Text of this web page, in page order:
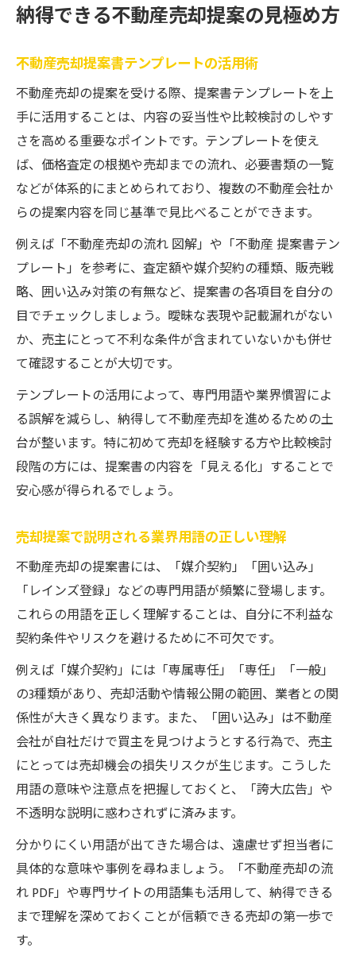
納得できる不動産売却提案の見極め方
不動産売却提案書テンプレートの活用術
不動産売却の提案を受ける際、提案書テンプレートを上
手に活用することは、内容の妥当性や比較検討のしやす
さを高める重要なポイントです。テンプレートを使え
ば、価格査定の根拠や売却までの流れ、必要書類の一覧
などが体系的にまとめられており、複数の不動産会社か
らの提案内容を同じ基準で見比べることができます。
例えば「不動産売却の流れ 図解」や「不動産 提案書テン
プレート」を参考に、査定額や媒介契約の種類、販売戦
略、囲い込み対策の有無など、提案書の各項目を自分の
目でチェックしましょう。曖昧な表現や記載漏れがない
か、売主にとって不利な条件が含まれていないかも併せ
て確認することが大切です。
テンプレートの活用によって、専門用語や業界慣習によ
る誤解を減らし、納得して不動産売却を進めるための土
台が整います。特に初めて売却を経験する方や比較検討
段階の方には、提案書の内容を「見える化」することで
安心感が得られるでしょう。
売却提案で説明される業界用語の正しい理解
不動産売却の提案書には、「媒介契約」「囲い込み」
「レインズ登録」などの専門用語が頻繁に登場します。
これらの用語を正しく理解することは、自分に不利益な
契約条件やリスクを避けるために不可欠です。
例えば「媒介契約」には「専属専任」「専任」「一般」
の3種類があり、売却活動や情報公開の範囲、業者との関
係性が大きく異なります。また、「囲い込み」は不動産
会社が自社だけで買主を見つけようとする行為で、売主
にとっては売却機会の損失リスクが生じます。こうした
用語の意味や注意点を把握しておくと、「誇大広告」や
不透明な説明に惑わされずに済みます。
分かりにくい用語が出てきた場合は、遠慮せず担当者に
具体的な意味や事例を尋ねましょう。「不動産売却の流
れ PDF」や専門サイトの用語集も活用して、納得できる
まで理解を深めておくことが信頼できる売却の第一歩で
す。